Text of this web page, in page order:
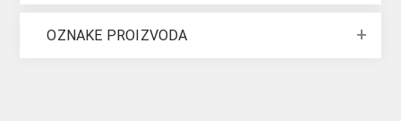
OZNAKE PROIZVODA